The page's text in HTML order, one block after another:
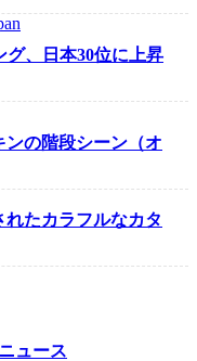
、日本30位に上昇
ンの階段シーン（オ
れたカラフルなカタ
ュース